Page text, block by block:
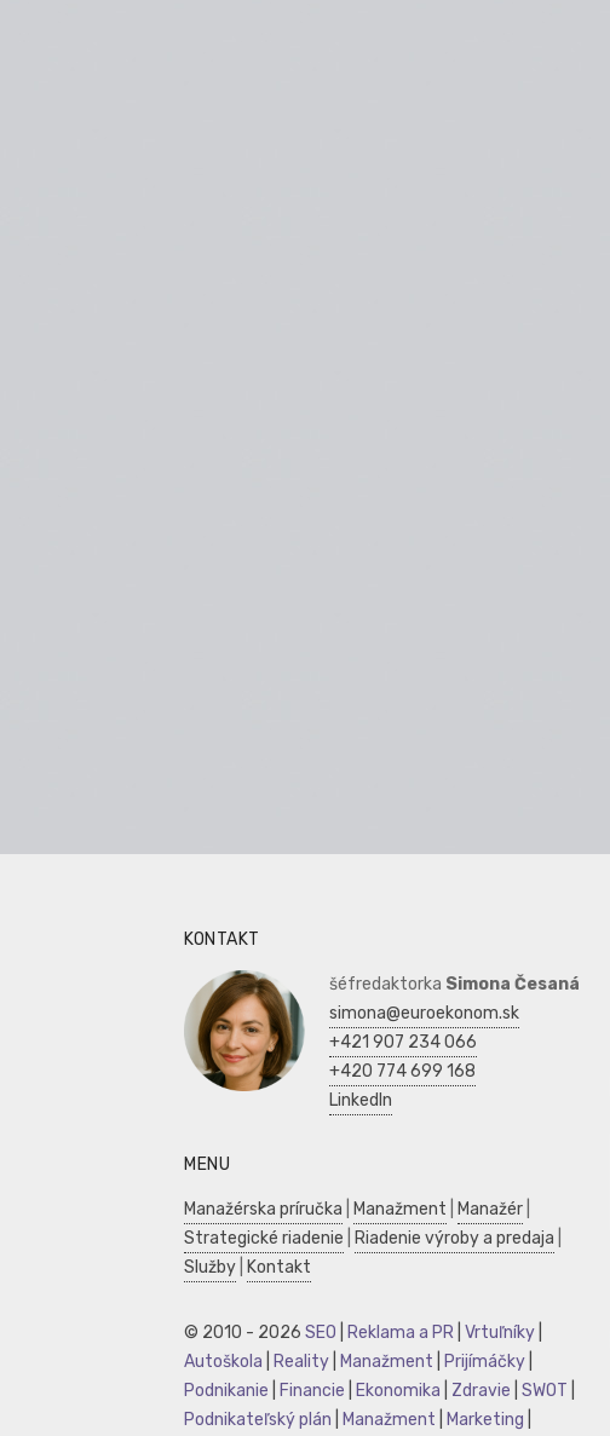
KONTAKT
šéfredaktorka Simona Česaná
simona@euroekonom.sk
+421 907 234 066
+420 774 699 168
LinkedIn
MENU
Manažérska príručka Manažment Manažér
Strategické riadenie
Riadenie výroby a predaja
Služby
Kontakt
© 2010 - 2026 SEO Reklama a PR Vrtuľníky
Autoškola
Reality Manažment Prijímáčky
Podnikanie
Financie Ekonomika Zdravie SWOT
Podnikateľský plán
Manažment Marketing